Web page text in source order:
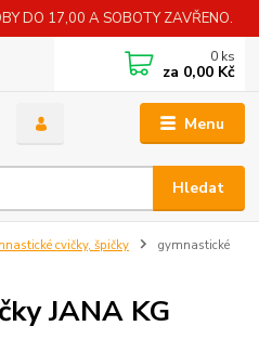
DO 17,00 A SOBOTY ZAVŘENO.
Menu
Hledat
0 ks
za 0,00 Kč
cvičky, špičky
gymnastické
JANA KG